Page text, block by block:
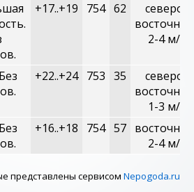
+17..+19 754 62
северо-
2-4 м/с
+22..+24 753 35
северо-
1-3 м/с
+16..+18 754 57
2-4 м/с
представлены сервисом Nepogoda.ru